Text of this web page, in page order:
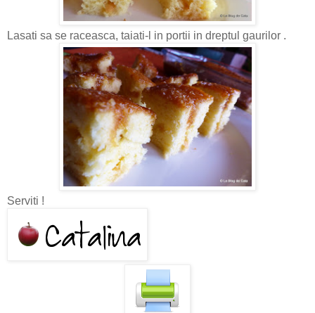
Lasati sa se raceasca, taiati-l in portii in dreptul gaurilor .
Serviti !